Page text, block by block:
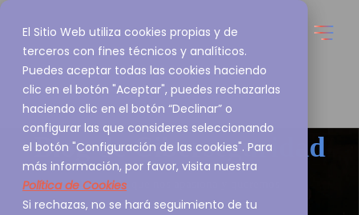
El Sitio Web utiliza cookies propias y de
terceros con fines técnicos y analíticos.
Puedes aceptar todas las cookies haciendo
clic en el botón "Aceptar", puedes rechazarlas
haciendo clic en el botón “Declinar” o
configurar las que consideres seleccionando
el botón "Configuración de las cookies". Para
más información, por favor, visita nuestra
Política de Cookies
Si rechazas, no se hará seguimiento de tu
Blog deCiberseguridad
Esto es lo que nos apasiona y queremos
compartirlo contigo